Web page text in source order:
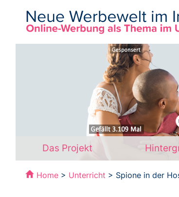
Das Projekt
Home > Unterricht > Spione in der